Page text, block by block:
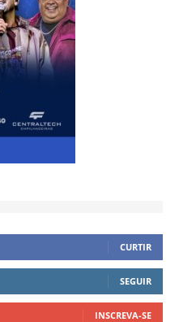
CURTIR
SEGUIR
INSCREVA-SE